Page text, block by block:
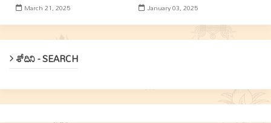
March 21, 2025 January 03, 2025
శోదిని - SEARCH